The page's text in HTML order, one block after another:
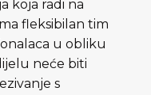
koja radi na
fleksibilan tim
u obliku
neće biti
s